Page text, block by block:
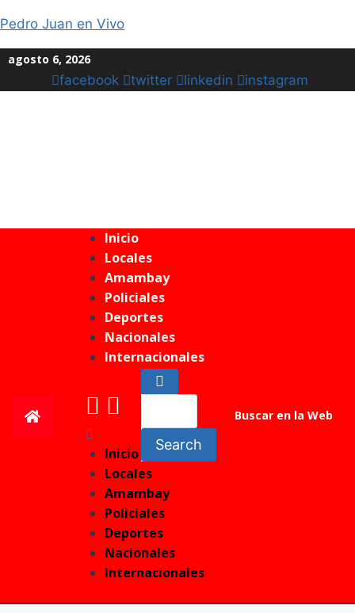
Pedro Juan en Vivo
agosto 6, 2026
facebook twitter linkedin instagram
Inicio
Locales
Amambay
Policiales
Deportes
Nacionales
Internacionales
Inicio
Locales
Amambay
Policiales
Deportes
Nacionales
Internacionales
Search
Buscar en la Web